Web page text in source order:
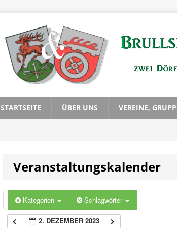
STARTSEITE ÜBER UNS VEREINE,
Veranstaltungskalender
Kategorien Schlagwörter
2. DEZEMBER 2023
1:00
2:00
3:00
5:00
6:00